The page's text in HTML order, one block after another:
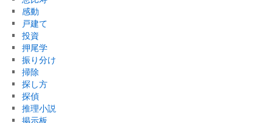
感動
戸建て
投資
押尾学
振り分け
掃除
探し方
探偵
推理小説
掲示板